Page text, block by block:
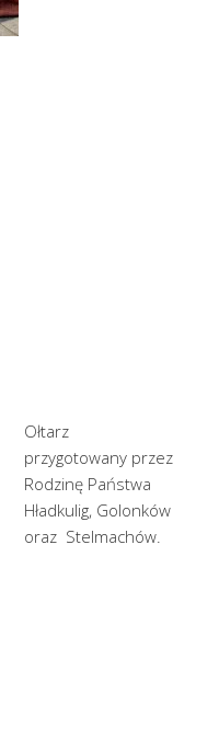
Ołtarz
przygotowany przez
Rodzinę Państwa
Hładkulig, Golonków
oraz Stelmachów.